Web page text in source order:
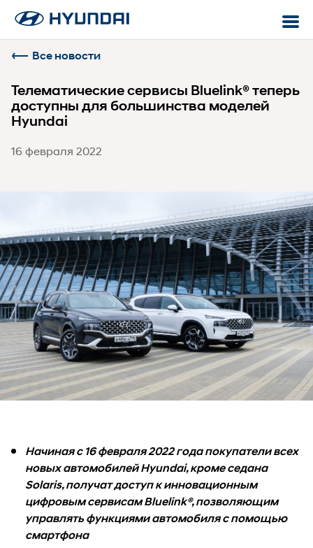
Обратная связь
Онлайн-покупка
Mobility
Hyundai Подписка. Бизнес
Сервисное обслуживание
Запись на сервис
Магазин автозапчастей
Клиентские платформы
Мир Хёндэ
Mobikey
Genesis Connected Services
Все новости
Телематические сервисы Bluelink® теперь
доступны для большинства моделей
Hyundai
16 февраля 2022
Начиная с 16 февраля 2022 года покупатели всех
новых автомобилей Hyundai, кроме седана
Solaris, получат доступ к инновационным
цифровым сервисам Bluelink®, позволяющим
управлять функциями автомобиля с помощью
смартфона